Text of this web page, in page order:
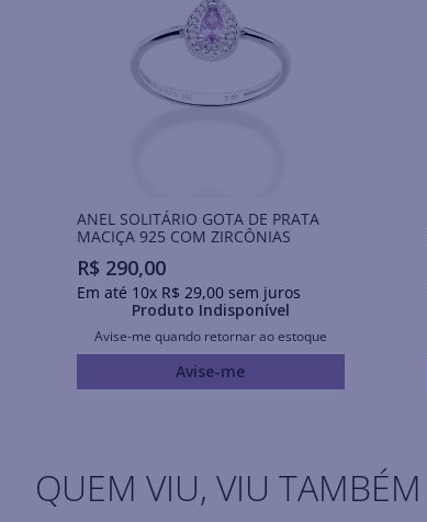
ANEL SOLITÁRIO GOTA DE PRATA
MACIÇA 925 COM ZIRCÔNIAS
R$ 290,00
Em até 10x R$ 29,00sem juros
Produto Indisponível
Avise-me quando retornar ao estoque
Avise-me
QUEM VIU, VIU TAMBÉM